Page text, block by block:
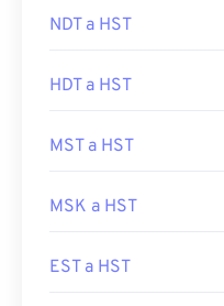
NDT a HST
HDT a HST
MST a HST
MSK a HST
EST a HST